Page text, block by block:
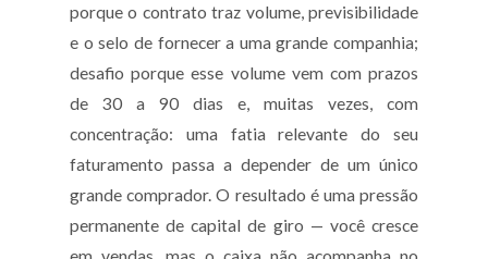
porque o contrato traz volume, previsibilidade
e o selo de fornecer a uma grande companhia;
desafio porque esse volume vem com prazos
de 30 a 90 dias e, muitas vezes, com
concentração: uma fatia relevante do seu
faturamento passa a depender de um único
grande comprador. O resultado é uma pressão
permanente de capital de giro — você cresce